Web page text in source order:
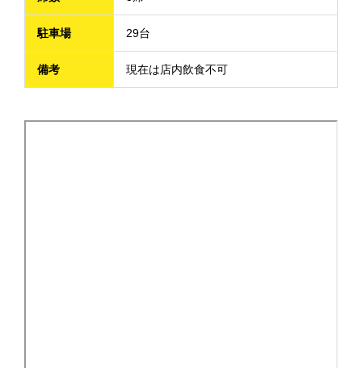
駐車場 29台
備考 現在は店内飲食不可